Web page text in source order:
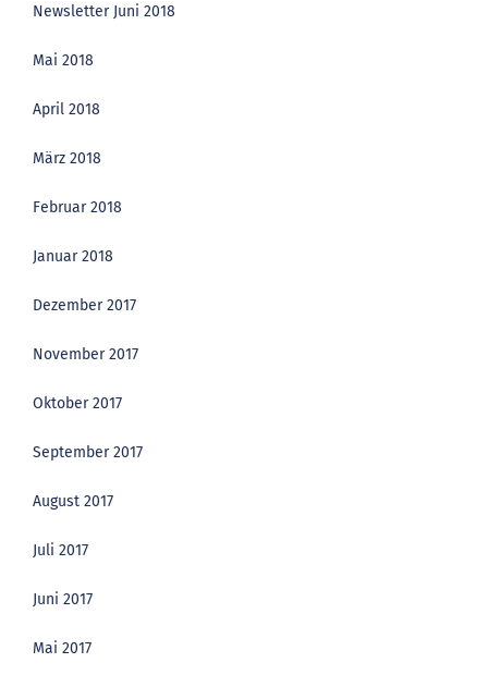
Newsletter Juni 2018
Mai 2018
April 2018
März 2018
Februar 2018
Januar 2018
Dezember 2017
November 2017
Oktober 2017
September 2017
August 2017
Juli 2017
Juni 2017
Mai 2017